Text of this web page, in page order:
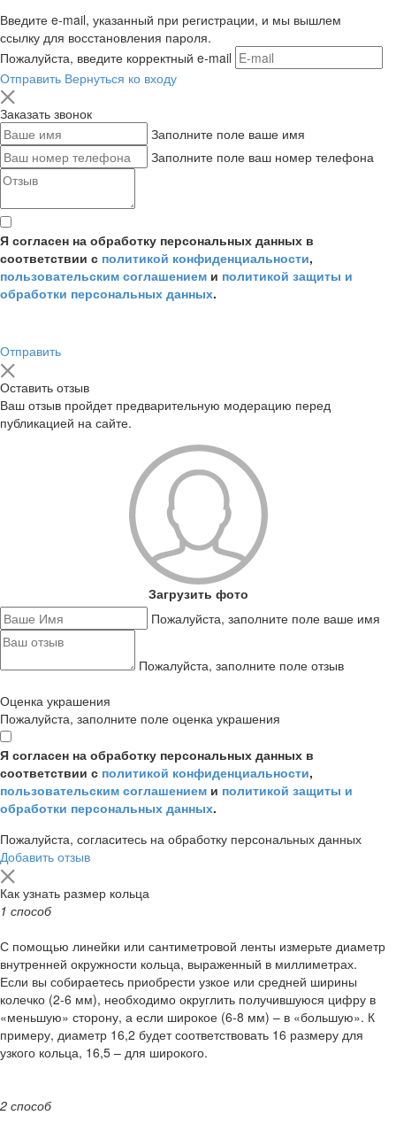
Введите e-mail, указанный при регистрации, и мы вышлем
ссылку для восстановления пароля.
Пожалуйста, введите корректный e-mail
Отправить Вернуться ко входу
Заказать звонок
Заполните поле ваше имя
Заполните поле ваш номер телефона
Я согласен на обработку персональных данных в
соответствии с политикой конфиденциальности,
пользовательским соглашением и политикой защиты и
обработки персональных данных.
Отправить
Оставить отзыв
Ваш отзыв пройдет предварительную модерацию перед
публикацией на сайте.
Загрузить фото
Пожалуйста, заполните поле ваше имя
Пожалуйста, заполните поле отзыв
Оценка украшения
Пожалуйста, заполните поле оценка украшения
Я согласен на обработку персональных данных в
соответствии с политикой конфиденциальности,
пользовательским соглашением и политикой защиты и
обработки персональных данных.
Пожалуйста, согласитесь на обработку персональных данных
Добавить отзыв
Как узнать размер кольца
1 способ
С помощью линейки или сантиметровой ленты измерьте диаметр
внутренней окружности кольца, выраженный в миллиметрах.
Если вы собираетесь приобрести узкое или средней ширины
колечко (2-6 мм), необходимо округлить получившуюся цифру в
«меньшую» сторону, а если широкое (6-8 мм) – в «большую». К
примеру, диаметр 16,2 будет соответствовать 16 размеру для
узкого кольца, 16,5 – для широкого.
2 способ